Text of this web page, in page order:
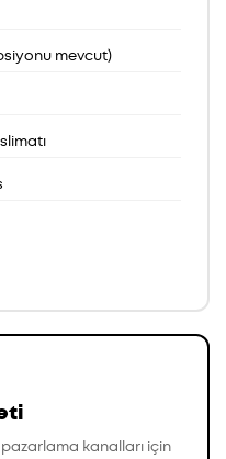
mevcut)
pazarlama kanalları için